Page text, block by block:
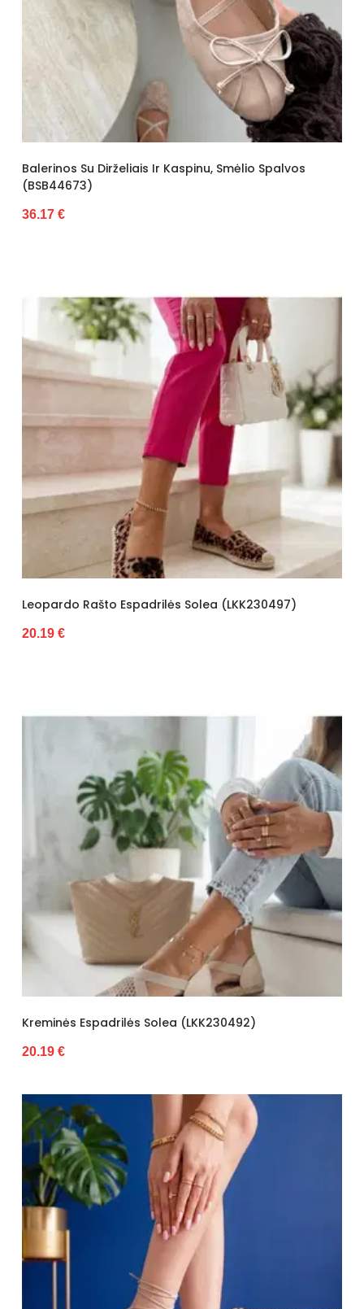
Balerinos Su Dirželiais Ir Kaspinu, Smėlio Spalvos
(BSB44673)
36.17 €
Leopardo Rašto Espadrilės Solea (LKK230497)
20.19 €
Kreminės Espadrilės Solea (LKK230492)
20.19 €